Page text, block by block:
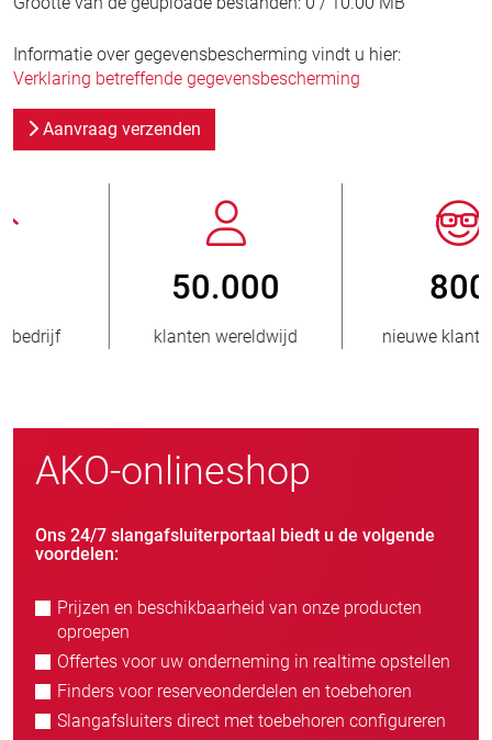
Informatie over gegevensbescherming vindt u hier:
Verklaring betreffende gegevensbescherming
Aanvraag verzenden
nieuwe klanten/jaar
> 3.500.000
verkochte eenheden
AKO-onlineshop
Ons 24/7 slangafsluiterportaal biedt u de volgende
voordelen:
Prijzen en beschikbaarheid van onze producten
oproepen
Offertes voor uw onderneming in realtime opstellen
Finders voor reserveonderdelen en toebehoren
Slangafsluiters direct met toebehoren configureren